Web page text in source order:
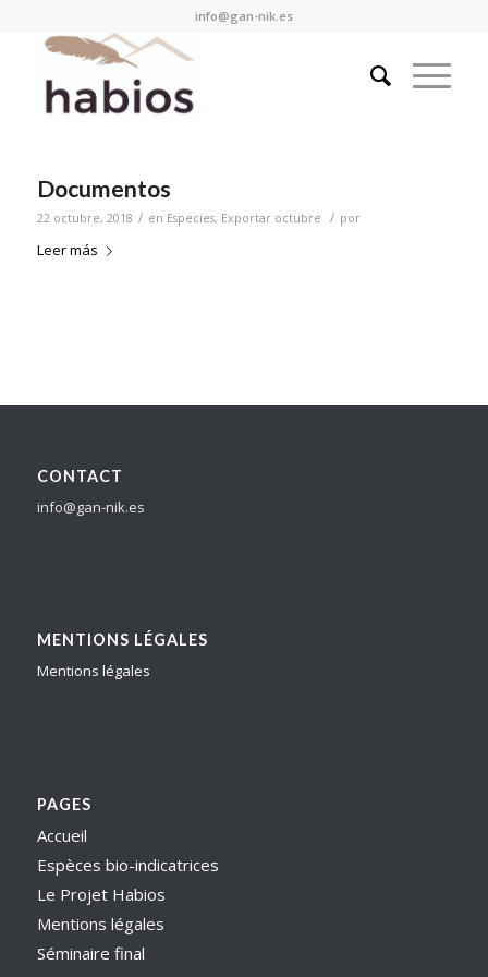
info@gan-nik.es
Documentos
22 octubre, 2018 / en Especies, Exportar octubre / por
Leer más
CONTACT
info@gan-nik.es
MENTIONS LÉGALES
Mentions légales
PAGES
Accueil
Espèces bio-indicatrices
Le Projet Habios
Mentions légales
Séminaire final